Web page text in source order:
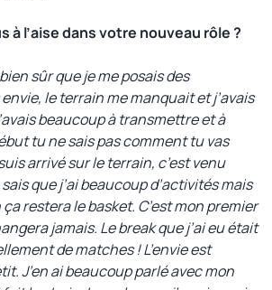
à l’aise dans votre nouveau rôle ?
sûr que je me posais des
le terrain me manquait et j’avais
beaucoup à transmettre et à
tu ne sais pas comment tu vas
arrivé sur le terrain, c’est venu
que j’ai beaucoup d’activités mais
restera le basket. C’est mon premier
jamais. Le break que j’ai eu était
de matches ! L’envie est
J’en ai beaucoup parlé avec mon